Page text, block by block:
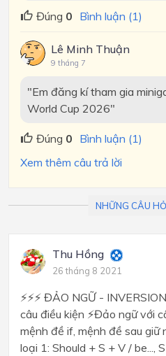
Đúng 0 Bình luận (1)
Lê Minh Thuận
9 tháng 7
"Em đăng kí tham gia
World Cup 2026"
Đúng 0 Bình luận (1)
Xem thêm câu trả lời
NHỮNG CÂU
Thu Hồng
26 tháng 8 2021
⚡⚡⚡ ĐẢO NGỮ -
câu điều kiện ⚡Đảo ngữ với
mệnh đề if, mệnh đề sau giữ
loại 1: Should + S + V / be...,